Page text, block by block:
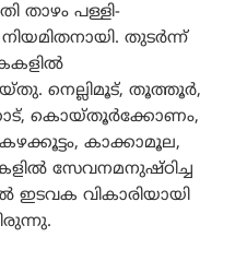
താഴം പള്ളി-
തുടർന്ന്
നെല്ലിമൂട്, തൂത്തൂർ,
കൊയ്തൂർക്കോണം,
കാക്കാമൂല,
സേവനമനുഷ്ഠിച്ച
ഇടവക വികാരിയായി